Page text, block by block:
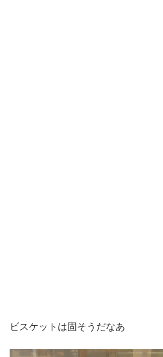
ビスケットは固そうだなあ